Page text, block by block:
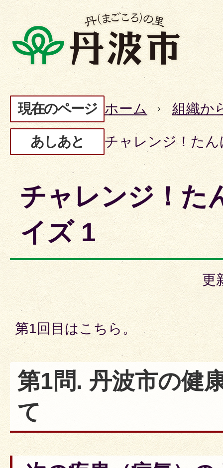
現在のページ ホーム 組織か
あしあと チャレンジ！た
チャレンジ！た
イズ 1
更
第1回目はこちら。
第1問. 丹波市の健
て